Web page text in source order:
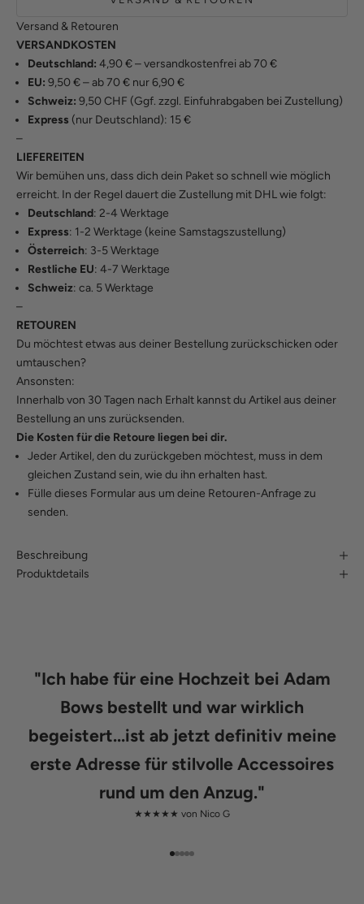
Versand & Retouren
VERSANDKOSTEN
Deutschland: 4,90 € – versandkostenfrei ab 70 €
EU: 9,50 € – ab 70 € nur 6,90 €
Schweiz: 9,50 CHF (Ggf. zzgl. Einfuhrabgaben bei Zustellung)
Express (nur Deutschland): 15 €
–
LIEFEREITEN
Wir bemühen uns, dass dich dein Paket so schnell wie möglich
erreicht. In der Regel dauert die Zustellung mit DHL wie folgt:
Deutschland: 2-4 Werktage
Express: 1-2 Werktage (keine Samstagszustellung)
Österreich: 3-5 Werktage
Restliche EU: 4-7 Werktage
Schweiz: ca. 5 Werktage
–
RETOUREN
Du möchtest etwas aus deiner Bestellung zurückschicken oder
umtauschen?
Ansonsten:
Innerhalb von 30 Tagen nach Erhalt kannst du Artikel aus deiner
Bestellung an uns zurücksenden.
Die Kosten für die Retoure liegen bei dir.
Jeder Artikel, den du zurückgeben möchtest, muss in dem
gleichen Zustand sein, wie du ihn erhalten hast.
Fülle dieses Formularaus um deine Retouren-Anfrage zu
senden.
Beschreibung
Produktdetails
"Ich habe für eine Hochzeit bei Adam
Bows bestellt und war wirklich
begeistert...ist ab jetzt definitiv meine
erste Adresse für stilvolle Accessoires
rund um den Anzug."
★★★★★ von Nico G
Gehe zu Element 1
Gehe zu Element 2
Gehe zu Element 3
Gehe zu Element 4
Gehe zu Element 5